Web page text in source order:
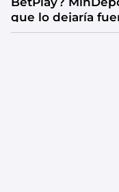
que lo dejaría